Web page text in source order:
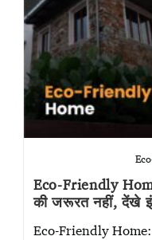
Eco-Friendly
की जरूरत नहीं, देंखे
Eco-Friendly Home: